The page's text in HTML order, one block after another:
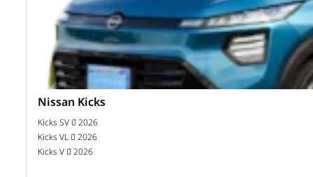
Nissan Kicks
Kicks SV ปี 2026
Kicks VL ปี 2026
Kicks V ปี 2026